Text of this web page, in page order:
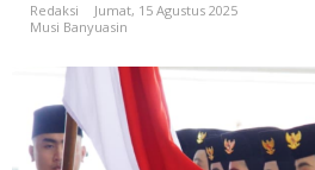
Redaksi
Jumat, 15 Agustus 2025
Musi Banyuasin